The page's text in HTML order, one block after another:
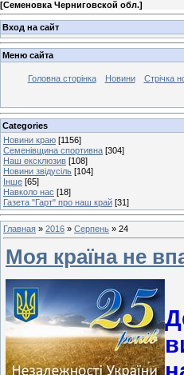
[Семеновка Черниговской обл.]
Вход на сайт
Меню сайта
Головна сторінка Новини Стрічка
Categories
Новини краю [1156]
Семенівщина спортивна [304]
Наш ексклюзив [108]
Новини звідусіль [104]
Інше [65]
Навколо нас [18]
Газета "Гарт" про наш край [31]
Главная » 2016 » Серпень » 24
Моя країна не